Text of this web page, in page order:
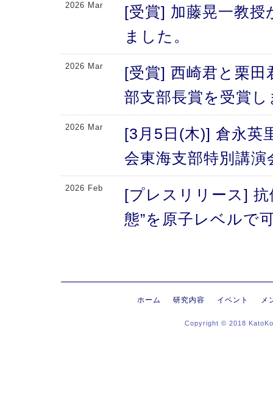
2026 Mar
[受賞] 加藤晃一教授
ました。
2026 Mar
[受賞] 西崎君と栗田
部支部長賞を受賞
2026 Mar
[3月5日(木)] 倉永英
会東海支部特別講
2026 Feb
[プレスリリース]
態”を原子レベルで
[プレスリリース]
にする抗体のFc領
る高次構造評価の
ホーム 研究内容 イベント メ
Copyright © 2018